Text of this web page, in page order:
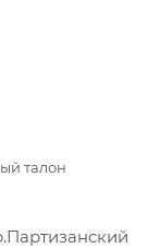
талон